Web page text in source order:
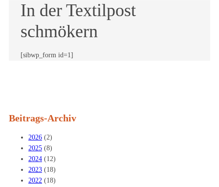
In der Textilpost
schmökern
[sibwp_form id=1]
Beitrags-Archiv
2026 (2)
2025 (8)
2024 (12)
2023 (18)
2022 (18)